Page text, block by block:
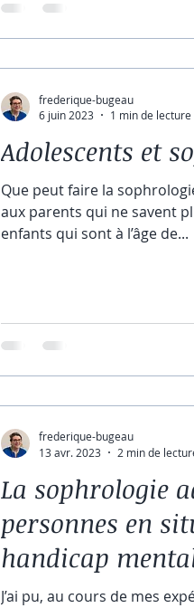
Adolescents et
Que peut faire la
aux parents qui ne savent
enfants qui sont à l’âge de...
frederique-bugeau
6 juin 2023
1 min de lecture
La sophrologie
personnes en
handicap
J’ai pu, au cours de mes
frederique-bugeau
13 avr. 2023
2 min de